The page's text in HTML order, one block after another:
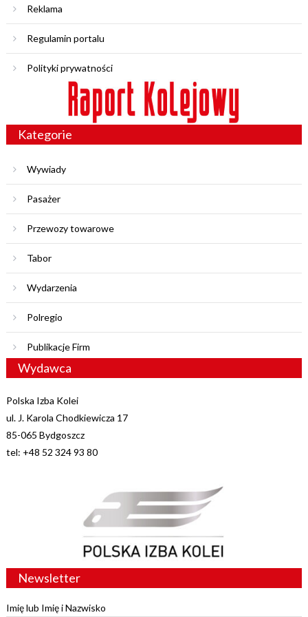
Reklama
Regulamin portalu
Polityki prywatności
Kategorie
Wywiady
Pasażer
Przewozy towarowe
Tabor
Wydarzenia
Polregio
Publikacje Firm
Wydawca
Polska Izba Kolei
ul. J. Karola Chodkiewicza 17
85-065 Bydgoszcz
tel: +48 52 324 93 80
Newsletter
Imię lub Imię i Nazwisko